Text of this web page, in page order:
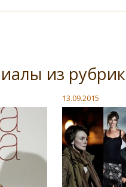
из
13.09.2015